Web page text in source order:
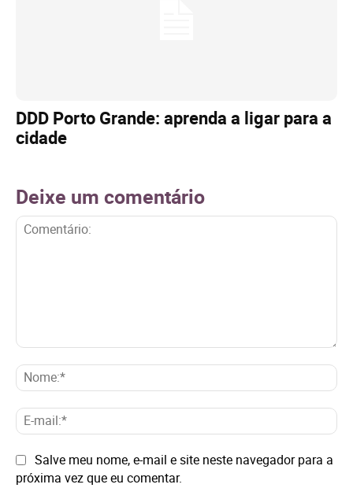
DDD Porto Grande: aprenda a ligar para a
cidade
Deixe um comentário
E-
Site: Salve meu nome, e-mail e site neste navegador para a
próxima vez que eu comentar.